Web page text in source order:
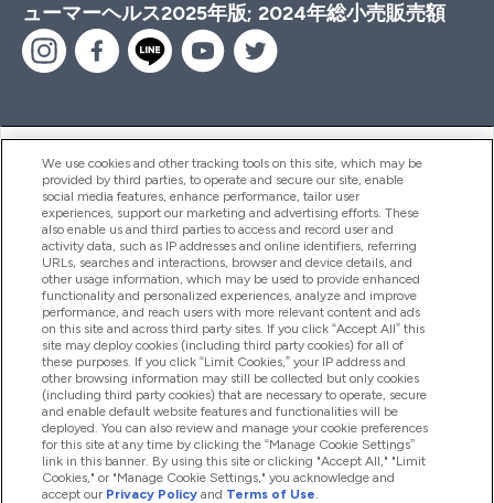
ューマーヘルス2025年版; 2024年総小売販売額
ヘルプ＆ガイド
商品について
会社概要
特典＆ポイント
2026 The Hut.com Ltd
We use cookies and other tracking tools on this site, which may be
provided by third parties, to operate and secure our site, enable
social media features, enhance performance, tailor user
experiences, support our marketing and advertising efforts. These
also enable us and third parties to access and record user and
activity data, such as IP addresses and online identifiers, referring
URLs, searches and interactions, browser and device details, and
other usage information, which may be used to provide enhanced
functionality and personalized experiences, analyze and improve
performance, and reach users with more relevant content and ads
on this site and across third party sites. If you click “Accept All” this
site may deploy cookies (including third party cookies) for all of
these purposes. If you click “Limit Cookies,” your IP address and
other browsing information may still be collected but only cookies
(including third party cookies) that are necessary to operate, secure
and enable default website features and functionalities will be
deployed. You can also review and manage your cookie preferences
for this site at any time by clicking the “Manage Cookie Settings”
link in this banner. By using this site or clicking "Accept All," "Limit
Cookies," or "Manage Cookie Settings," you acknowledge and
accept our Privacy Policy and Terms of Use.